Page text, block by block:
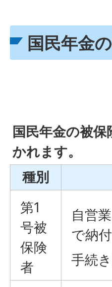
国民年金
国民年金の被
かれます。
種別
第1
号被
保険
者
自営
で納
手続